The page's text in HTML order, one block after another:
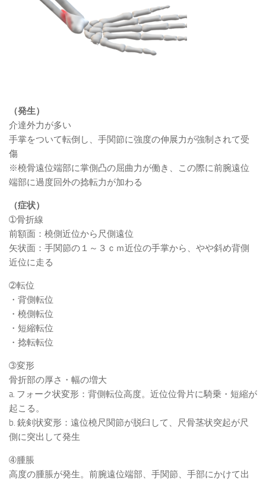
（発生）
介達外力が多い
手掌をついて転倒し、手関節に強度の伸展力が強制されて受
傷
※橈骨遠位端部に掌側凸の屈曲力が働き、この際に前腕遠位
端部に過度回外の捻転力が加わる
（症状）
➀骨折線
前額面：橈側近位から尺側遠位
矢状面：手関節の１～３ｃｍ近位の手掌から、やや斜め背側
近位に走る
➁転位
・背側転位
・橈側転位
・短縮転位
・捻転転位
➂変形
骨折部の厚さ・幅の増大
a. フォーク状変形：背側転位高度。近位位骨片に騎乗・短縮が
起こる。
b. 銃剣状変形：遠位橈尺関節が脱臼して、尺骨茎状突起が尺
側に突出して発生
➃腫脹
高度の腫脹が発生。前腕遠位端部、手関節、手部にかけて出